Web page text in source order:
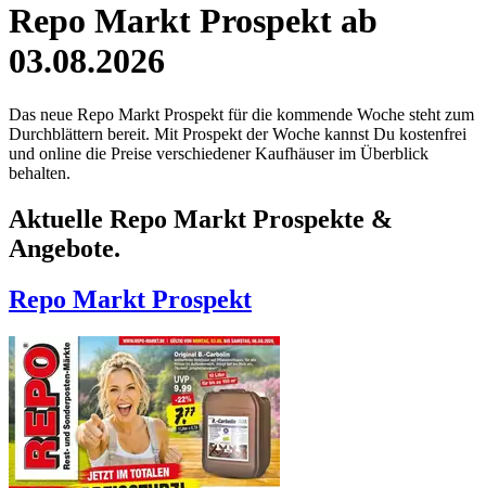
Repo Markt Prospekt ab
03.08.2026
Das neue Repo Markt Prospekt für die kommende Woche steht zum
Durchblättern bereit. Mit Prospekt der Woche kannst Du kostenfrei
und online die Preise verschiedener Kaufhäuser im Überblick
behalten.
Aktuelle Repo Markt Prospekte &
Angebote.
Repo Markt Prospekt